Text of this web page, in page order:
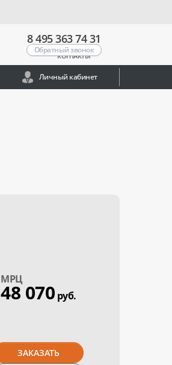
КОНТАКТЫ
8 495 363 74 31
Обратный звонок
Личный кабинет
МPЦ
48 070 руб.
ЗАКАЗАТЬ